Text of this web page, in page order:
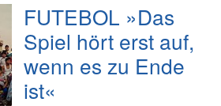
FUTEBOL »Das
Spiel hört erst auf,
wenn es zu Ende
ist«